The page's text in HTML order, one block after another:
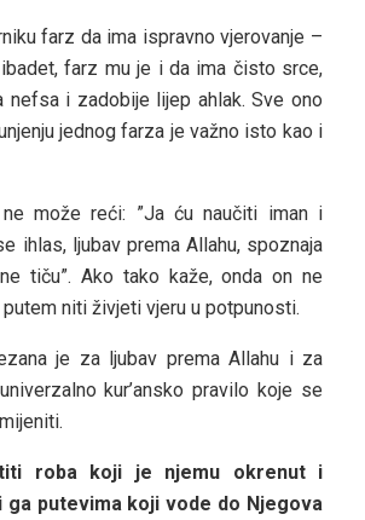
farz da ima ispravno vjerovanje –
farz mu je i da ima čisto srce,
nefsa i zadobije lijep ahlak. Sve ono
jednog farza je važno isto kao i
ne može reći: ”Ja ću naučiti iman i
ihlas, ljubav prema Allahu, spoznaja
tiču”. Ako tako kaže, onda on ne
niti živjeti vjeru u potpunosti.
je za ljubav prema Allahu i za
kur’ansko pravilo koje se
roba koji je njemu okrenut i
ga putevima koji vode do Njegova